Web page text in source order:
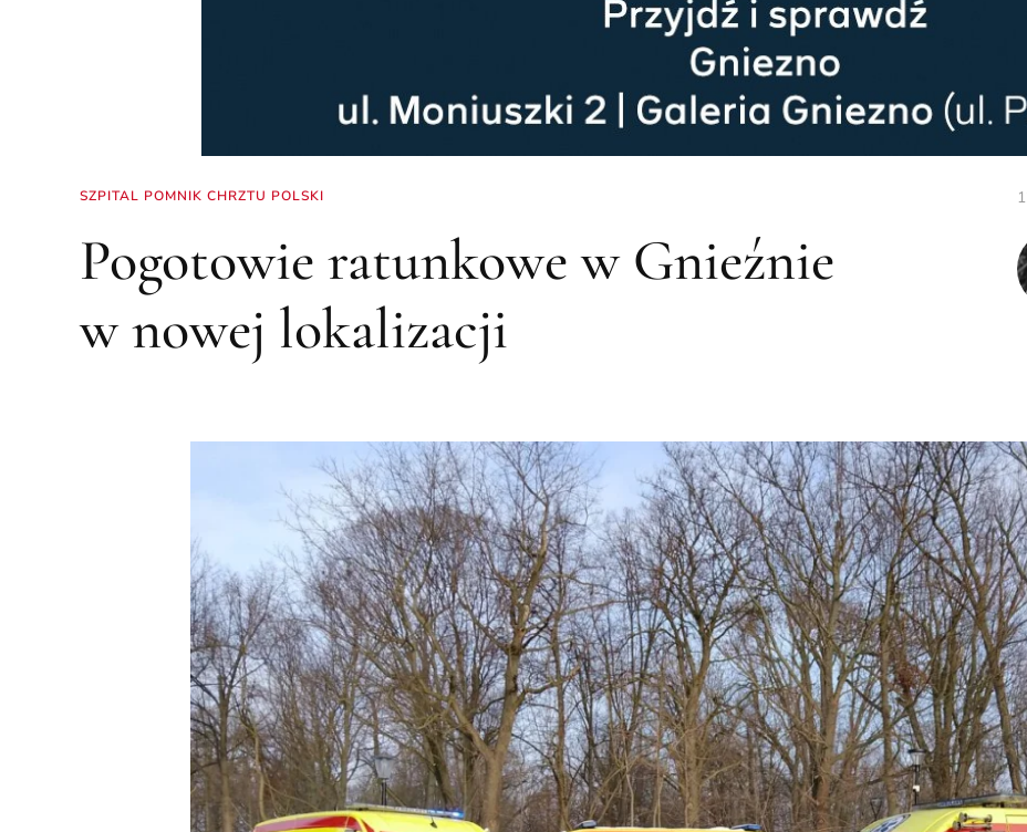
SZPITAL POMNIK CHRZTU POLSKI
Pogotowie ratunkowe w Gnieźnie
w nowej lokalizacji